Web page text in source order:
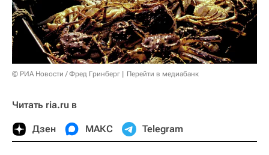
© РИА Новости / Фред Гринберг Перейти в медиабанк
Читать ria.ru в
Дзен МАКС Telegram